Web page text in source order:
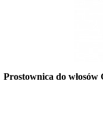
Prostownica do